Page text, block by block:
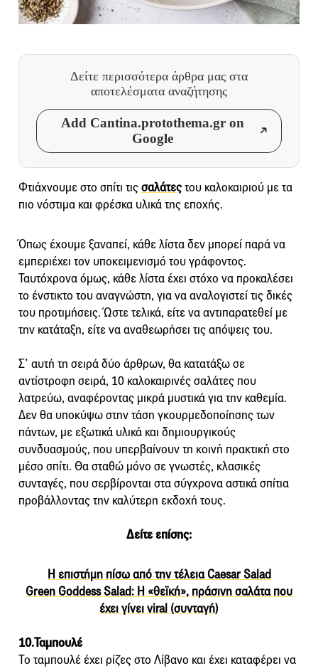
Δείτε περισσότερα άρθρα μας στα
αποτελέσματα αναζήτησης
Add Cantina.protothema.gr on
Google
Φτιάχνουμε στο σπίτι τιςσαλάτεςτου καλοκαιριού με τα
πιο νόστιμα και φρέσκα υλικά της εποχής.
Όπως έχουμε ξαναπεί, κάθε λίστα δεν μπορεί παρά να
εμπεριέχει τον υποκειμενισμό του γράφοντος.
Ταυτόχρονα όμως, κάθε λίστα έχει στόχο να προκαλέσει
το ένστικτο του αναγνώστη, για να αναλογιστεί τις δικές
του προτιμήσεις. Ώστε τελικά, είτε να αντιπαρατεθεί με
την κατάταξη, είτε να αναθεωρήσει τις απόψεις του.
Σ’ αυτή τη σειρά δύο άρθρων, θα κατατάξω σε
αντίστροφη σειρά, 10 καλοκαιρινές σαλάτες που
λατρεύω, αναφέροντας μικρά μυστικά για την καθεμία.
Δεν θα υποκύψω στην τάση γκουρμεδοποίησης των
πάντων, με εξωτικά υλικά και δημιουργικούς
συνδυασμούς, που υπερβαίνουν τη κοινή πρακτική στο
μέσο σπίτι. Θα σταθώ μόνο σε γνωστές, κλασικές
συνταγές, που σερβίρονται στα σύγχρονα αστικά σπίτια
προβάλλοντας την καλύτερη εκδοχή τους.
Δείτε επίσης:
Η επιστήμη πίσω από την τέλεια Caesar Salad
Green Goddess Salad: H «θεϊκή», πράσινη σαλάτα που
έχει γίνει viral (συνταγή)
10.Ταμπουλέ
Το ταμπουλέ έχει ρίζες στο Λίβανο και έχει καταφέρει να